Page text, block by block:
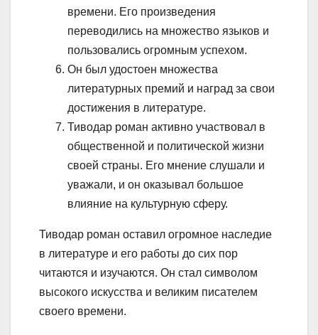
времени. Его произведения
переводились на множество языков и
пользовались огромным успехом.
Он был удостоен множества
литературных премий и наград за свои
достижения в литературе.
Тиводар роман активно участвовал в
общественной и политической жизни
своей страны. Его мнение слушали и
уважали, и он оказывал большое
влияние на культурную сферу.
Тиводар роман оставил огромное наследие
в литературе и его работы до сих пор
читаются и изучаются. Он стал символом
высокого искусства и великим писателем
своего времени.